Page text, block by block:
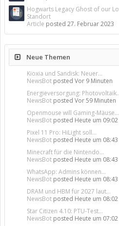
Hogwarts Legacy Ghost of our
Standort
Article posted 27. Februar 2023
Neue Themen
Kioxia und Sandisk: Neuer...
NewsBot posted Vor 9 Minuten
Energieversorgung:
NewsBot posted Vor 59 Minuten
Openmouse will Gaming-Mäuse...
NewsBot posted Heute um
Pixel 11 Pro: HiLight soll...
NewsBot posted Heute um
Minecraft für die Nintendo...
NewsBot posted Heute um
WhatsApp: Admins können...
NewsBot posted Heute um
DRAM und HBM für 2027 laut...
NewsBot posted Heute um
Star Citizen 4.10: PTU-Test...
NewsBot posted Heute um